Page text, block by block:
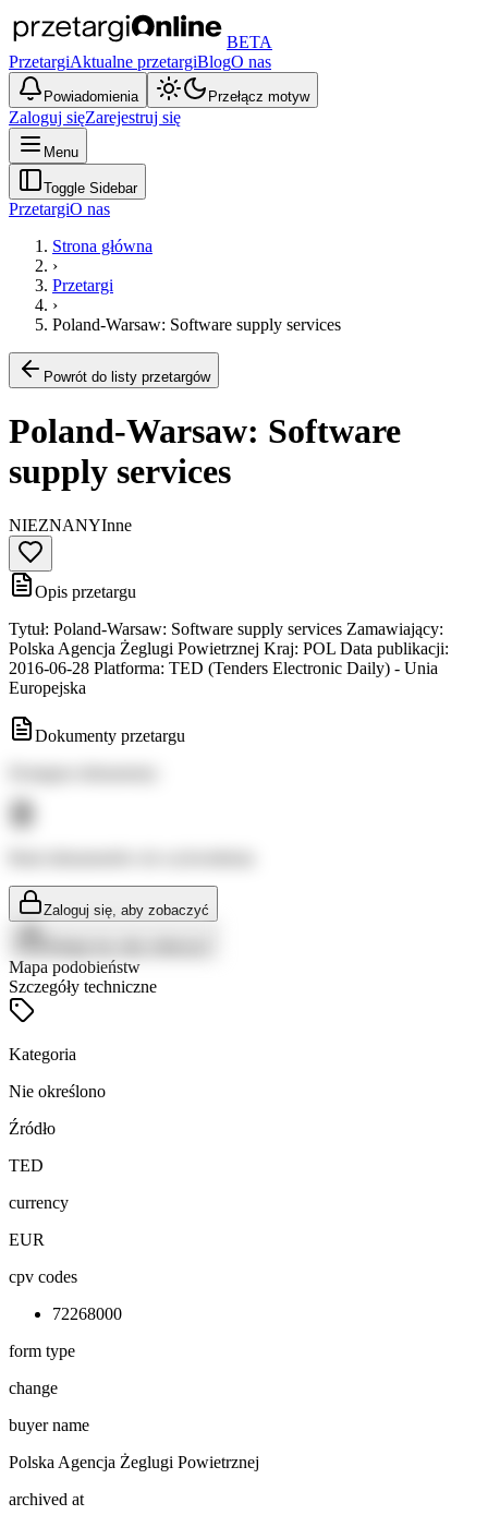
BETA
PrzetargiAktualne przetargiBlogO nas
Powiadomienia Przełącz motyw
Zaloguj sięZarejestruj się
Menu
Toggle Sidebar
PrzetargiO nas
Strona główna
›
Przetargi
›
Poland-Warsaw: Software supply services
Powrót do listy przetargów
Poland-Warsaw: Software
supply services
NIEZNANYInne
Opis przetargu
Tytuł: Poland-Warsaw: Software supply services Zamawiający:
Polska Agencja Żeglugi Powietrznej Kraj: POL Data publikacji:
2016-06-28 Platforma: TED (Tenders Electronic Daily) - Unia
Europejska
Dokumenty przetargu
Zaloguj się, aby zobaczyć
Mapa podobieństw
Szczegóły techniczne
Kategoria
Nie określono
Źródło
TED
currency
EUR
cpv codes
72268000
form type
change
buyer name
Polska Agencja Żeglugi Powietrznej
archived at